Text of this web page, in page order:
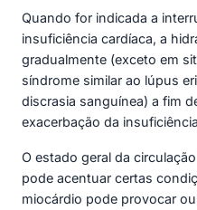
Quando for indicada a
insuficiência cardíaca, a
gradualmente (exceto em
síndrome similar ao lúpus
discrasia sanguínea) a fim
exacerbação da
O estado geral da
pode acentuar certas
miocárdio pode provocar